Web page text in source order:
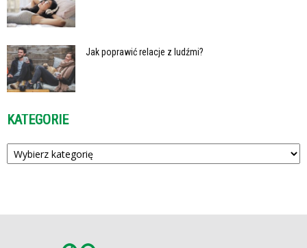
Jak poprawić relacje z ludźmi?
KATEGORIE
Kategorie